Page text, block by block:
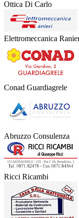
Ottica Di Carlo
Elettromeccanica
Conad Guardiagrele
Abruzzo Consulenza
Ricci Ricambi